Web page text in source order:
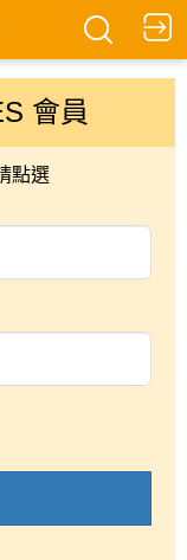
會員
點選